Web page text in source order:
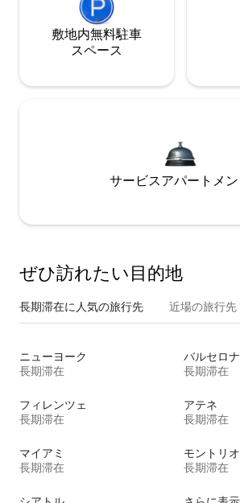
敷地内無料駐⁠車
ス⁠ペ⁠ー⁠ス
サービスアパートメン
ぜひ訪⁠れ⁠た⁠い目⁠的⁠地
長期滞在に人気の旅行先 近場の旅行先
ニューヨーク
長期滞在
バルセロナ
長期滞在
フィレンツェ
長期滞在
アテネ
長期滞在
マイアミ
長期滞在
モントリ
長期滞在